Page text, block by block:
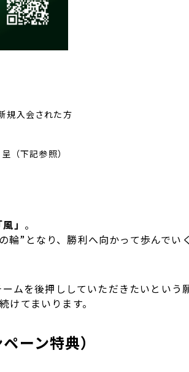
規入会された方
（下記参照）
風」 。
”となり、勝利へ向かって歩んでい
を後押ししていただきたいという
てまいります。
ーン特典）